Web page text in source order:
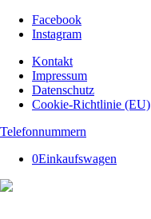
Facebook
Instagram
Kontakt
Impressum
Datenschutz
Cookie-Richtlinie (EU)
Telefonnummern
0Einkaufswagen